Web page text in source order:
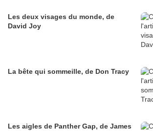
Les deux visages du monde, de
David Joy
La bête qui sommeille, de Don Tracy
Les aigles de Panther Gap, de James